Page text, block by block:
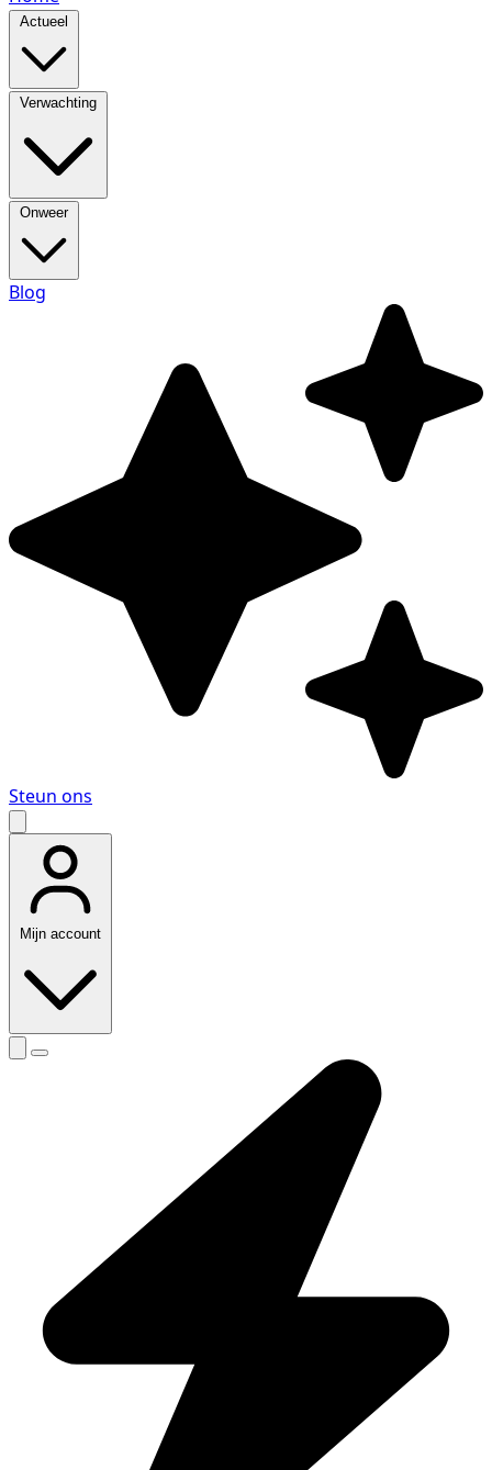
Actueel
Verwachting
Onweer
Blog
Steun ons
Mijn account